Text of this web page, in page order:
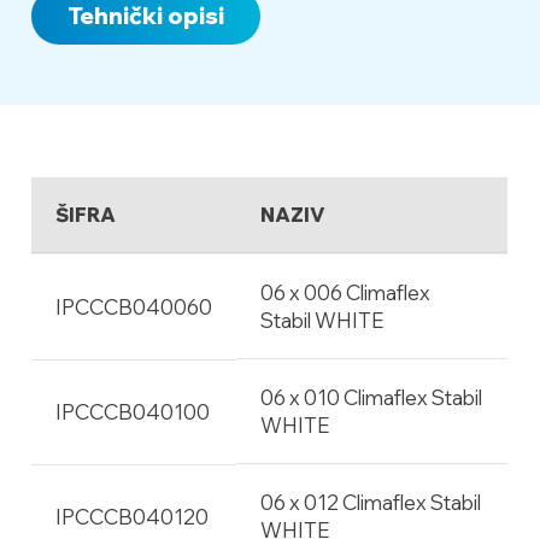
Tehnički opisi
ŠIFRA NAZIV
IPCCCB040060
06 x 006 Climaflex
Stabil WHITE
IPCCCB040100
06 x 010 Climaflex Stabil
WHITE
IPCCCB040120
06 x 012 Climaflex Stabil
WHITE